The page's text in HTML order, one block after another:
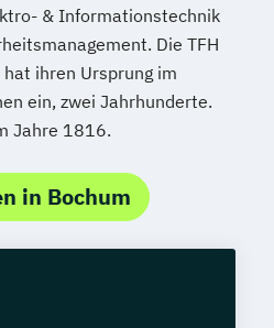
& Informationstechnik
Die TFH
ihren Ursprung im
ein, zwei Jahrhunderte.
Jahre 1816.
in Bochum